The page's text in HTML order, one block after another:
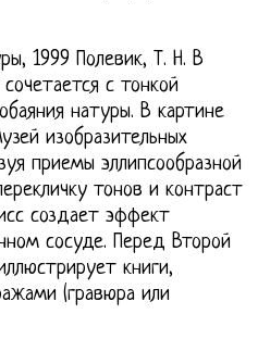
1999 Полевик, Т. Н. В
с тонкой
натуры. В картине
изобразительных
приемы эллипсообразной
тонов и контраст
создает эффект
сосуде. Перед Второй
книги,
(гравюра или